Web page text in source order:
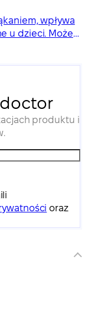
wpływa
u dzieci. Może
produktu i
oraz